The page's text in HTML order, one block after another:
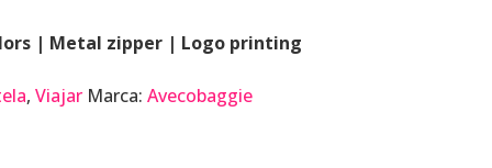
| Metal zipper | Logo printing
, Viajar Marca: Avecobaggie
Dansk